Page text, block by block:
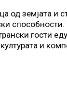
од земјата и
способности.
гости
и